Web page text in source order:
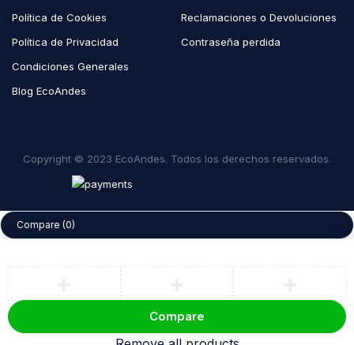
Política de Cookies
Política de Privacidad
Condiciones Generales
Blog EcoAndes
Reclamaciones o Devoluciones
Contraseña perdida
Copyright © 2023 EcoAndes. Todos los derechos reservados.
Compare (0)
Compare